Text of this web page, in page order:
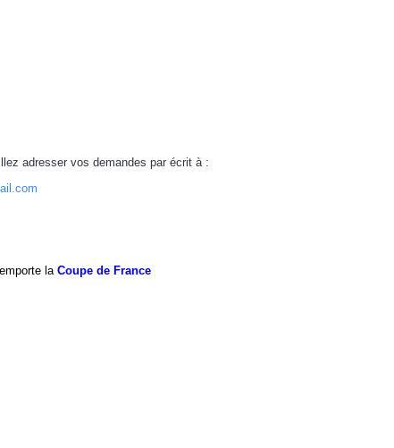
adresser vos demandes par écrit à :
la Coupe de France